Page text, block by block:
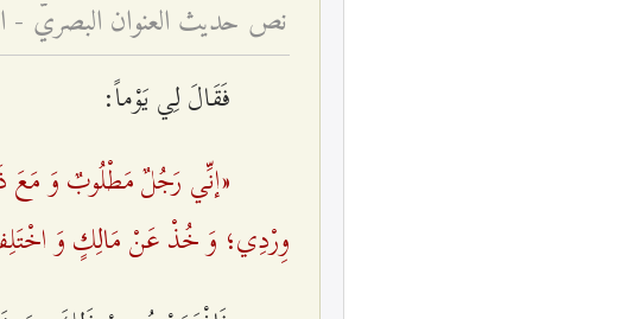
نص حديث العنوان البصريّ -
فَقَالَ لِي يَوْماً:
«إنِّي رَجُلٌ مَطْلُوبٌ وَ مَعَ
وِرْدِي؛ وَ خُذْ عَنْ مَالِكٍ وَ